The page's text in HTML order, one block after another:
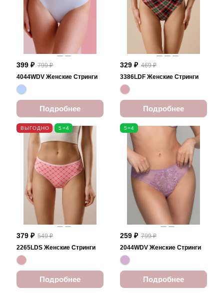
399 ₽ 799 ₽
4044WDV Женские Стринги
Подробнее
329 ₽ 469 ₽
3386LDF Женские Стринги
Подробнее
ВЫГОДНО 5=4
379 ₽ 549 ₽
2265LDS Женские Стринги
Подробнее
5=4
259 ₽ 799 ₽
2044WDV Женские Стринги
Подробнее